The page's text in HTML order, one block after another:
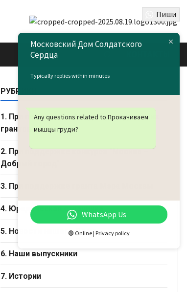
РУБРИКИ
1. При поддержке Фонда Президентских
грантов
2. При поддержке конкурса "Москва –
Добрый город"
3. При поддержке гранта Мэра Москвы
4. Юридическая страничка
5. Новости нашего Дома
6. Наши выпускники
7. Истории
Московский Дом Солдатского
Сердца
Typically replies within minutes
Any questions related to Прокачиваем
мышцы груди?
WhatsApp Us
🟢 Online | Privacy policy
Пиши